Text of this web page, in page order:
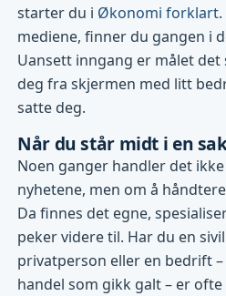
starter du i Økonomi forklart
mediene, finner du gangen i
Uansett inngang er målet det
deg fra skjermen med litt
satte deg.
Når du står midt i en
Noen ganger handler det
nyhetene, men om å
Da finnes det egne,
peker videre til. Har du en
privatperson eller en bedrift
handel som gikk galt – er ofte